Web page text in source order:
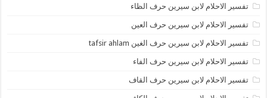
تفسير الاحلام لابن سيرين حرف الظاء
تفسير الاحلام لابن سيرين حرف العين
تفسير الاحلام لابن سيرين حرف الغين tafsir ahlam
تفسير الاحلام لابن سيرين حرف الفاء
تفسير الاحلام لابن سيرين حرف القاف